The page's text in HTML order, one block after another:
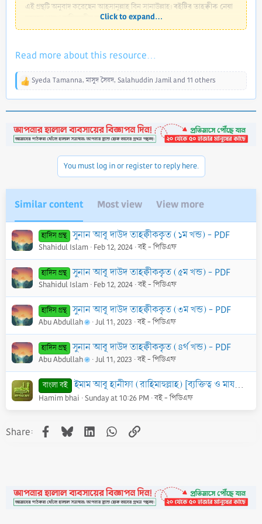
এই গ্রন্থটি অনুবাদ করেছেন আহসানুল্লাহ বিন সানাউল্লাহ।বইটির তাহক্বীক নেয়া
হয়েছে শায়খ নাসিরুদ্দীন আলবানী (রহ)-এর...
Click to expand...
Read more about this resource...
R
t
i
Syeda Tamanna,মাসুদ সৈয়দ, Salahuddin Jamiland 11 others
You must log in or register to reply here.
Similar content Most view View more
হাদিস গ্রন্থ সুনান আবূ দাউদ তাহক্বীককৃত (১ম খন্ড) - PDF
Shahidul Islam Feb 12, 2024 বই - পিডিএফ
হাদিস গ্রন্থ সুনান আবূ দাউদ তাহক্বীককৃত (৫ম খন্ড) - PDF
Shahidul Islam Feb 12, 2024 বই - পিডিএফ
হাদিস গ্রন্থ সুনান আবূ দাউদ তাহক্বীককৃত (৩ম খন্ড) - PDF
Abu Abdullah Jul 11, 2023 বই - পিডিএফ
হাদিস গ্রন্থ সুনান আবূ দাউদ তাহক্বীককৃত (৪র্থ খন্ড) - PDF
Abu Abdullah Jul 11, 2023 বই - পিডিএফ
বাংলা বই ইমাম আবূ হানীফা (রাহিমাহুল্লাহ) [ব্যক্তিত্ব ও মাযহাব] - PDF
Hamim bhai Sunday at 10:26 PM বই - পিডিএফ
Share: Facebook
BlueskyLinkedInWhatsApp
Link